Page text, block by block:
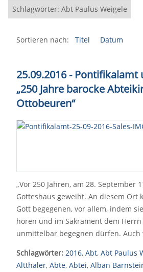
Schlagwörter: Abt Paulus Weigele
Sortieren nach: Titel Datum
25.09.2016 - Pontifikalamt
„250 Jahre barocke
Ottobeuren“
„Vor 250 Jahren, am 28. September
Gotteshaus geweiht. An diesem Ort
Gott begegenen, vor allem, indem
hören und im Sakrament dem
unmittelbar begegnen dürfen.
Schlagwörter: 2016, Abt, Abt Paulus
Altthaler, Äbte, Abtei, Alban